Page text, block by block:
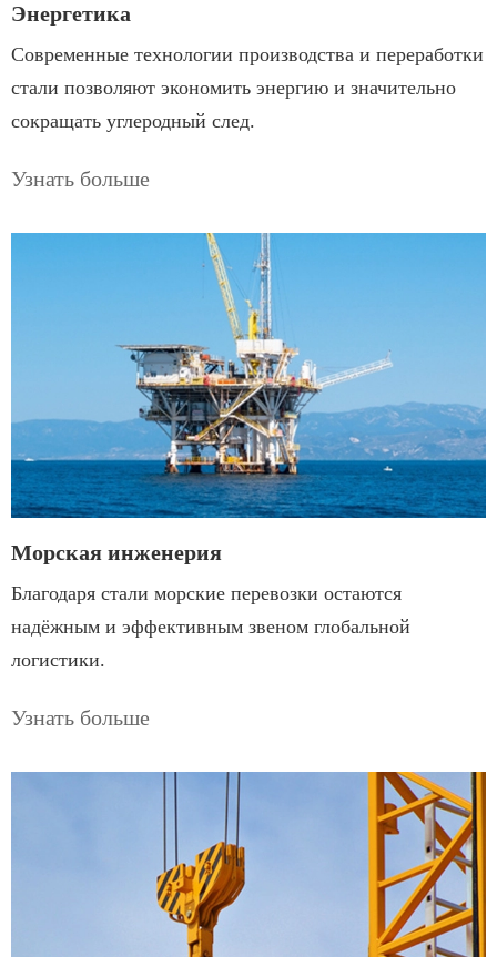
Энергетика
Современные технологии производства и переработки
стали позволяют экономить энергию и значительно
сокращать углеродный след.
Узнать больше
Морская инженерия
Благодаря стали морские перевозки остаются
надёжным и эффективным звеном глобальной
логистики.
Узнать больше